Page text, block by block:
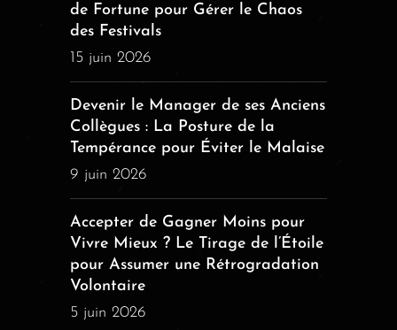
de Fortune pour Gérer le Chaos
des Festivals
15 juin 2026
Devenir le Manager de ses Anciens
Collègues : La Posture de la
Tempérance pour Éviter le Malaise
9 juin 2026
Accepter de Gagner Moins pour
Vivre Mieux ? Le Tirage de l’Étoile
pour Assumer une Rétrogradation
Volontaire
5 juin 2026